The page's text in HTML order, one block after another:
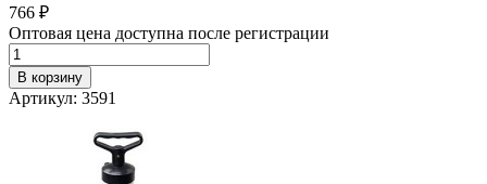
766 ₽
Оптовая цена доступна после регистрации
В корзину
Артикул: 3591